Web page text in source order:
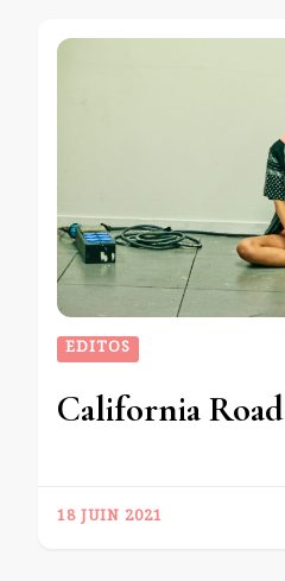
EDITOS
California Road
18 JUIN 2021